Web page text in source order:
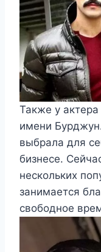
Также у
имени
выбрала для
бизнесе.
нескольких
занимается
свободное